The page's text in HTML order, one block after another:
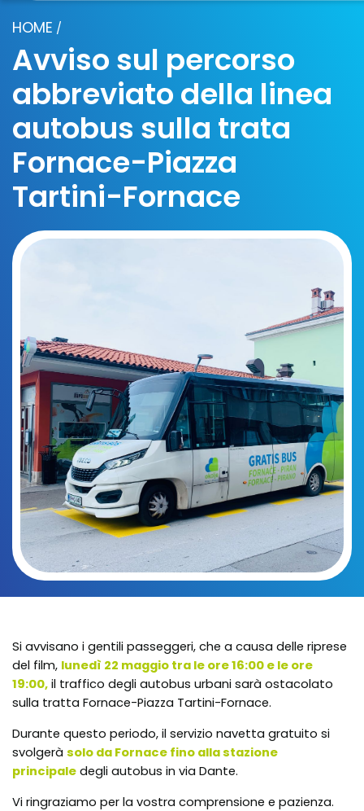
HOME /
Avviso sul percorso
abbreviato della linea
autobus sulla trata
Fornace-Piazza
Tartini-Fornace
Si avvisano i gentili passeggeri, che a causa delle riprese
del film, lunedì 22 maggio tra le ore 16:00 e le ore
19:00, il traffico degli autobus urbani sarà ostacolato
sulla tratta Fornace-Piazza Tartini-Fornace.
Durante questo periodo, il servizio navetta gratuito si
svolgerà solo da Fornace fino alla stazione
principale degli autobus in via Dante.
Vi ringraziamo per la vostra comprensione e pazienza.